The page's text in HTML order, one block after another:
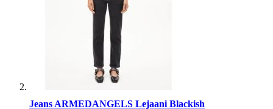
Jeans ARMEDANGELS Lejaani Blackish